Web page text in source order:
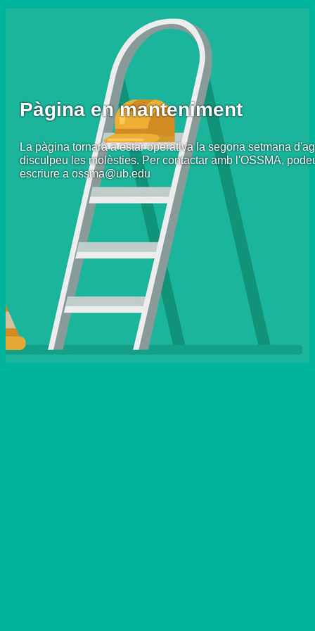
Pàgina en manteniment
La pàgina tornarà a estar operativa la segona setmana
disculpeu les molèsties. Per contactar amb l'OSSMA,
escriure a ossma@ub.edu